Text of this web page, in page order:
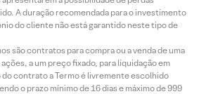
A duração recomendada para o investimento
do cliente não está garantido neste tipo de
são contratos para compra ou a venda de uma
a um preço fixado, para liquidação em
do contrato a Termo é livremente escolhido
o prazo mínimo de 16 dias e máximo de 999